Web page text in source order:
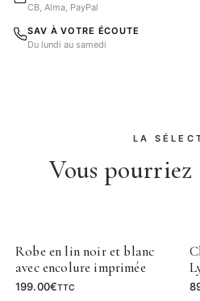
CB, Alma, PayPal
SAV À VOTRE ÉCOUTE
Du lundi au samedi
LA
Vous pourriez
Robe en lin noir et blanc
avec encolure imprimée
199.00€TTC